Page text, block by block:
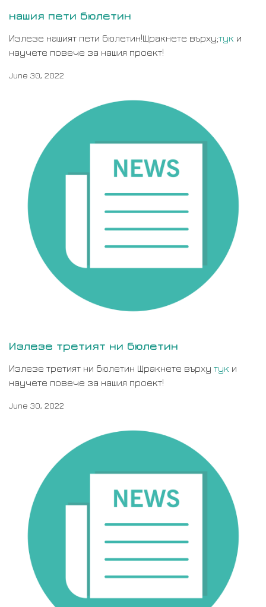
нашия пети бюлетин
Излезе нашият пети бюлетин!Щракнете върху;тук и
научете повече за нашия проект!
June 30, 2022
Излезе третият ни бюлетин
Излезе третият ни бюлетин Щракнете върху тук и
научете повече за нашия проект!
June 30, 2022